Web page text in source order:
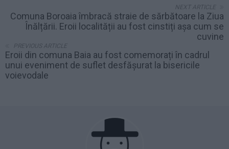
NEXT ARTICLE
Comuna Boroaia îmbracă straie de sărbătoare la Ziua
Înălțării. Eroii localității au fost cinstiți așa cum se
cuvine
PREVIOUS ARTICLE
Eroii din comuna Baia au fost comemorați în cadrul
unui eveniment de suflet desfășurat la bisericile
voievodale